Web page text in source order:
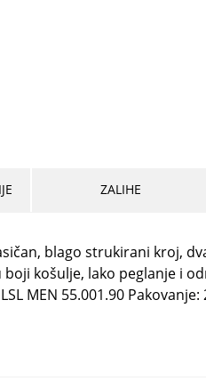
ZALIHE
blago strukirani kroj,
košulje, lako peglanje i
MEN 55.001.90